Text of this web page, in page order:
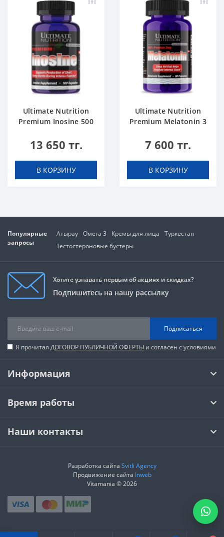
Ultimate Nutrition
Premium Inosine 500
13 650 тг.
В КОРЗИНУ
Ultimate Nutrition
Premium Melatonin 3
7 600 тг.
В КОРЗИНУ
Популярные
запросы
Атырау Омега 3 Кремы для лица
Туркестан
Тестостероновые бустеры
Хотите узнавать первым об акциях и скидках?
Подпишитесь на нашу рассылку
Подписаться
Я прочитал ДОГОВОР ПУБЛИЧНОЙ ОФЕРТЫ и согласен с условиями
Информация
Время работы
Наши контакты
Разработка сайта Svitli Agency
Продвижение сайта Inweb
Vitamania © 2026